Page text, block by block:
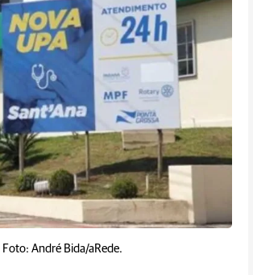
Foto: André Bida/aRede.